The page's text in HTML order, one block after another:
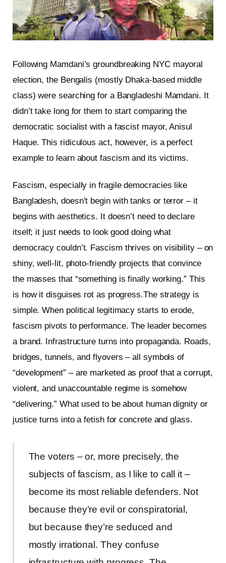
Following Mamdani’s groundbreaking NYC mayoral
election, the Bengalis (mostly Dhaka-based middle
class) were searching for a Bangladeshi Mamdani. It
didn’t take long for them to start comparing the
democratic socialist with a fascist mayor, Anisul
Haque. This ridiculous act, however, is a perfect
example to learn about fascism and its victims.
Fascism, especially in fragile democracies like
Bangladesh, doesn’t begin with tanks or terror – it
begins with aesthetics. It doesn’t need to declare
itself; it just needs to look good doing what
democracy couldn’t. Fascism thrives on visibility – on
shiny, well-lit, photo-friendly projects that convince
the masses that “something is finally working.” This
is how it disguises rot as progress.The strategy is
simple. When political legitimacy starts to erode,
fascism pivots to performance. The leader becomes
a brand. Infrastructure turns into propaganda. Roads,
bridges, tunnels, and flyovers – all symbols of
“development” – are marketed as proof that a corrupt,
violent, and unaccountable regime is somehow
“delivering.” What used to be about human dignity or
justice turns into a fetish for concrete and glass.
The voters – or, more precisely, the
subjects of fascism, as I like to call it –
become its most reliable defenders. Not
because they’re evil or conspiratorial,
but because they’re seduced and
mostly irrational. They confuse